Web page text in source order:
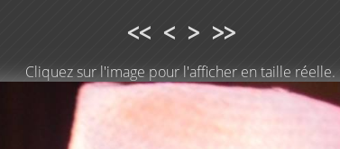
<< < > >>
Cliquez sur l'image pour l'afficher en taille réelle.